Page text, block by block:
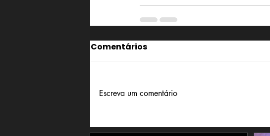
Comentários
Escreva um comentário